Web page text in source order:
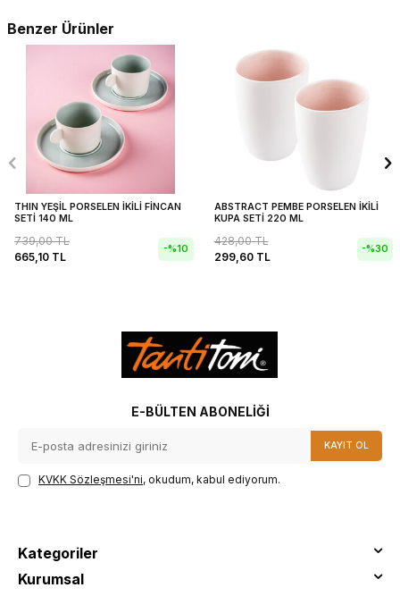
Benzer Ürünler
THIN YEŞİL PORSELEN İKİLİ FİNCAN
SETİ 140 ML
739,00TL
665,10 TL
-%10
ABSTRACT PEMBE PORSELEN İKİLİ
KUPA SETİ 220 ML
428,00TL
299,60TL
-%30
E-BÜLTEN ABONELIĞI
KAYIT OL
KVKK Sözleşmesi'ni, okudum, kabul ediyorum.
Kategoriler
Kurumsal